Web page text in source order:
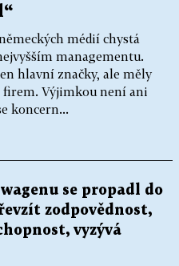
médií chystá
managementu.
hlavní značky, ale měly
firem. Výjimkou není ani
koncern...
se propadl do
zodpovědnost,
vyzývá